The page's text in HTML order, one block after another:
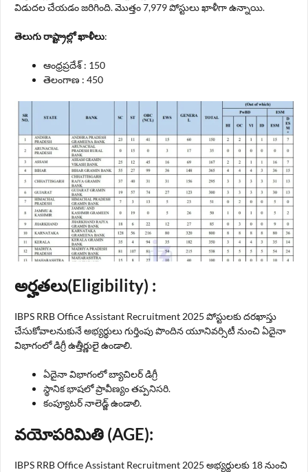
విడుదల చేయడం జరిగింది. మొత్తం 7,979 పోస్టులు ఖాళీగా ఉన్నాయి.
తెలుగు రాష్ట్రాల్లో ఖాళీలు:
ఆంధ్రప్రదేశ్ : 150
తెలంగాణ : 450
అర్హతలు(Eligibility) :
IBPS RRB Office Assistant Recruitment 2025 పోస్టులకు దరఖాస్తు
చేసుకోవాలనుకునే అభ్యర్థులు గుర్తింపు పొందిన యూనివర్సిటీ నుంచి ఏదైనా
విభాగంలో డిగ్రీ ఉత్తీర్ణులై ఉండాలి.
ఏదైనా విభాగంలో బ్యాచిలర్ డిగ్రీ
స్థానిక భాషలో ప్రావీణ్యం తప్పనిసరి.
కంప్యూటర్ నాలెడ్జ్ ఉండాలి.
వయోపరిమితి (AGE):
IBPS RRB Office Assistant Recruitment 2025 అభ్యర్థులకు 18 నుంచి